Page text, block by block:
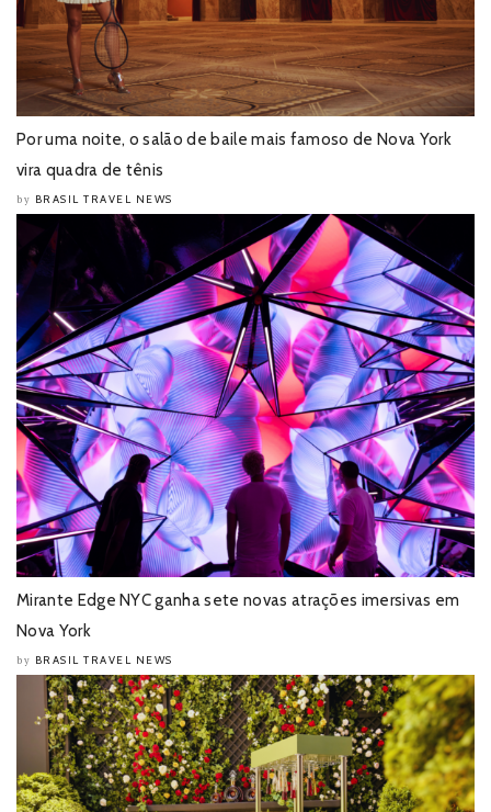
Por uma noite, o salão de baile mais famoso de Nova York
vira quadra de tênis
by BRASIL TRAVEL NEWS
Mirante Edge NYC ganha sete novas atrações imersivas em
Nova York
by BRASIL TRAVEL NEWS